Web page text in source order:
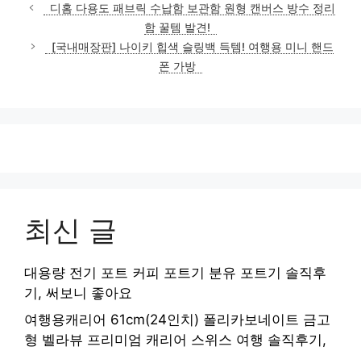
디홈 다용도 패브릭 수납함 보관함 원형 캔버스 방수 정리
함 꿀템 발견!
[국내매장판] 나이키 힙색 슬링백 득템! 여행용 미니 핸드
폰 가방
최신 글
대용량 전기 포트 커피 포트기 분유 포트기 솔직후
기, 써보니 좋아요
여행용캐리어 61cm(24인치) 폴리카보네이트 금고
형 벨라뷰 프리미엄 캐리어 스위스 여행 솔직후기,